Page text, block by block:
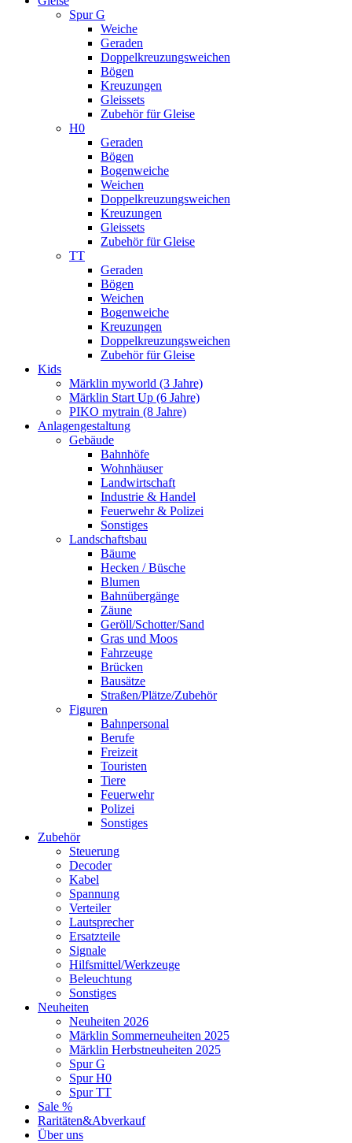
Spur G
Weiche
Geraden
Doppelkreuzungsweichen
Bögen
Kreuzungen
Gleissets
Zubehör für Gleise
H0
Geraden
Bögen
Bogenweiche
Weichen
Doppelkreuzungsweichen
Kreuzungen
Gleissets
Zubehör für Gleise
TT
Geraden
Bögen
Weichen
Bogenweiche
Kreuzungen
Doppelkreuzungsweichen
Zubehör für Gleise
Kids
Märklin myworld (3 Jahre)
Märklin Start Up (6 Jahre)
PIKO mytrain (8 Jahre)
Anlagengestaltung
Gebäude
Bahnhöfe
Wohnhäuser
Landwirtschaft
Industrie & Handel
Feuerwehr & Polizei
Sonstiges
Landschaftsbau
Bäume
Hecken / Büsche
Blumen
Bahnübergänge
Zäune
Geröll/Schotter/Sand
Gras und Moos
Fahrzeuge
Brücken
Bausätze
Straßen/Plätze/Zubehör
Figuren
Bahnpersonal
Berufe
Freizeit
Touristen
Tiere
Feuerwehr
Polizei
Sonstiges
Zubehör
Steuerung
Decoder
Kabel
Spannung
Verteiler
Lautsprecher
Ersatzteile
Signale
Hilfsmittel/Werkzeuge
Beleuchtung
Sonstiges
Neuheiten
Neuheiten 2026
Märklin Sommerneuheiten 2025
Märklin Herbstneuheiten 2025
Spur G
Spur H0
Spur TT
Sale %
Raritäten&Abverkauf
Über uns